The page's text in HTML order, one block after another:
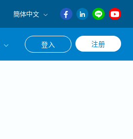
簡体中文
English
日本語
登入 注册